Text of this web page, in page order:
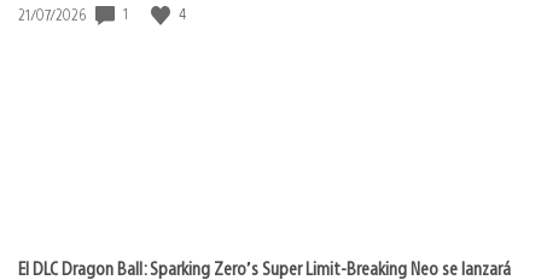
Fecha
21/07/2026 1 4
El DLC Dragon Ball: Sparking Zero’s Super Limit-Breaking Neo se lanzará